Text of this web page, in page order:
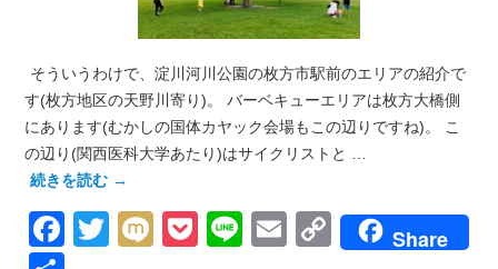
そういうわけで、淀川河川公園の枚方市駅前のエリアの紹介で
す(枚方地区の天野川寄り)。 バーベキューエリアは枚方大橋側
にあります(むかしの国体カヤック会場もこの辺りですね)。 こ
の辺り(関西医科大学あたり)はサイクリストと …
続きを読む →
Facebook
Twitter
MixiPocket
LineEmailCopyShare